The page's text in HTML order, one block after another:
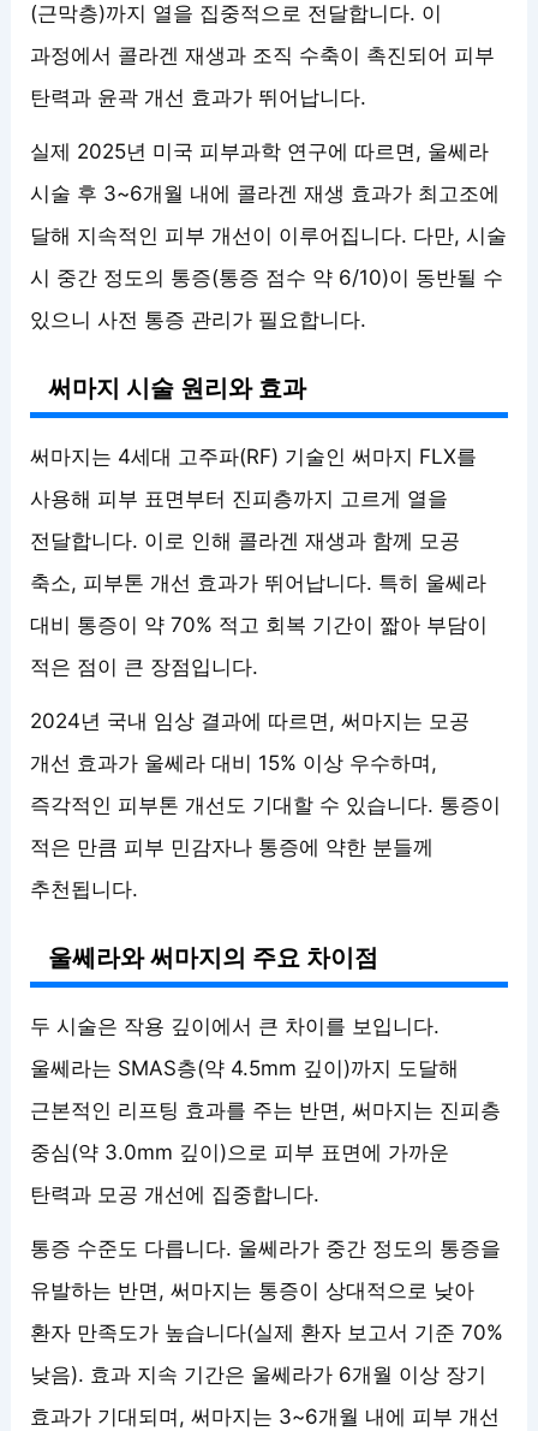
(근막층)까지 열을 집중적으로 전달합니다. 이
과정에서 콜라겐 재생과 조직 수축이 촉진되어 피부
탄력과 윤곽 개선 효과가 뛰어납니다.
실제 2025년 미국 피부과학 연구에 따르면, 울쎄라
시술 후 3~6개월 내에 콜라겐 재생 효과가 최고조에
달해 지속적인 피부 개선이 이루어집니다. 다만, 시술
시 중간 정도의 통증(통증 점수 약 6/10)이 동반될 수
있으니 사전 통증 관리가 필요합니다.
써마지 시술 원리와 효과
써마지는 4세대 고주파(RF) 기술인 써마지 FLX를
사용해 피부 표면부터 진피층까지 고르게 열을
전달합니다. 이로 인해 콜라겐 재생과 함께 모공
축소, 피부톤 개선 효과가 뛰어납니다. 특히 울쎄라
대비 통증이 약 70% 적고 회복 기간이 짧아 부담이
적은 점이 큰 장점입니다.
2024년 국내 임상 결과에 따르면, 써마지는 모공
개선 효과가 울쎄라 대비 15% 이상 우수하며,
즉각적인 피부톤 개선도 기대할 수 있습니다. 통증이
적은 만큼 피부 민감자나 통증에 약한 분들께
추천됩니다.
울쎄라와 써마지의 주요 차이점
두 시술은 작용 깊이에서 큰 차이를 보입니다.
울쎄라는 SMAS층(약 4.5mm 깊이)까지 도달해
근본적인 리프팅 효과를 주는 반면, 써마지는 진피층
중심(약 3.0mm 깊이)으로 피부 표면에 가까운
탄력과 모공 개선에 집중합니다.
통증 수준도 다릅니다. 울쎄라가 중간 정도의 통증을
유발하는 반면, 써마지는 통증이 상대적으로 낮아
환자 만족도가 높습니다(실제 환자 보고서 기준 70%
낮음). 효과 지속 기간은 울쎄라가 6개월 이상 장기
효과가 기대되며, 써마지는 3~6개월 내에 피부 개선